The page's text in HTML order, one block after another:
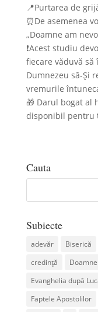
📍Purtarea de
⏰De asemenea
„Doamne am
❗Acest studiu
fiecare văduvă
Dumnezeu să-Și
vremurile
🎁 Darul bogat al
disponibil pentru
Cauta
Subiecte
adevăr Biserică
credință
Doamne
Evanghelia după
Faptele Apostolilor